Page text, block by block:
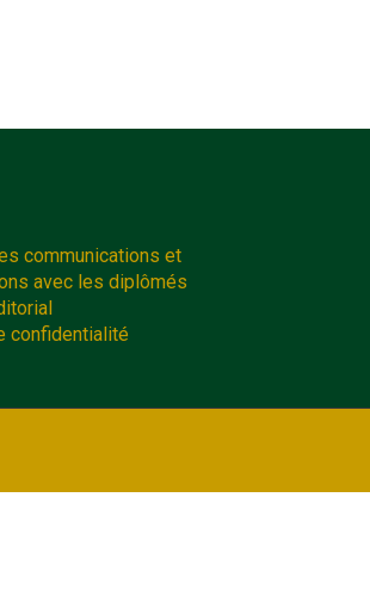
communications et
avec les diplômés
confidentialité